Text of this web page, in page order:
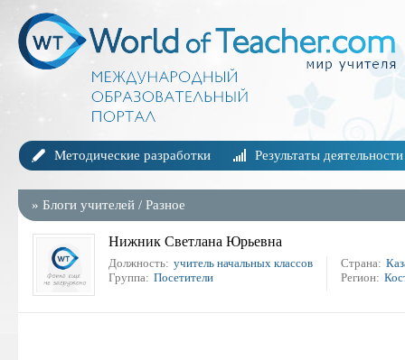
Методические разработки Результаты деятельности
» Блоги учителей / Разное
Нижник Светлана Юрьевна
Должность: учитель начальных классов
Группа: Посетители
Страна:
Регион: